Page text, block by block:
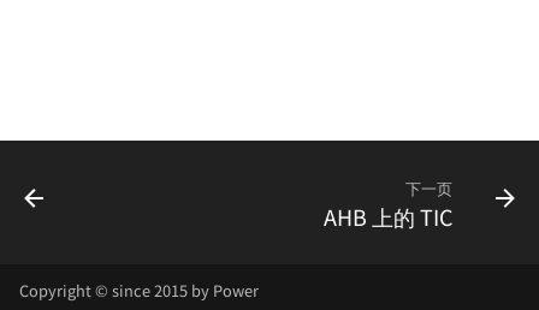
下一页
AHB 上的 TIC
Copyright © since 2015 by Power